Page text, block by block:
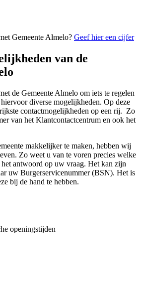
Gemeente Almelo? Geef hier een cijfer
van de
de Gemeente Almelo om iets te regelen
diverse mogelijkheden. Op deze
contactmogelijkheden op een rij. Zo
van het Klantcontactcentrum en ook het
makkelijker te maken, hebben wij
Zo weet u van te voren precies welke
het antwoord op uw vraag. Het kan zijn
uw Burgerservicenummer (BSN). Het is
bij de hand te hebben.
openingstijden